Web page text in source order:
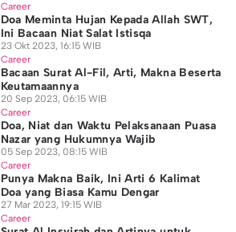
Career
Doa Meminta Hujan Kepada Allah SWT,
Ini Bacaan Niat Salat Istisqa
23 Okt 2023, 16:15 WIB
Career
Bacaan Surat Al-Fil, Arti, Makna Beserta
Keutamaannya
20 Sep 2023, 06:15 WIB
Career
Doa, Niat dan Waktu Pelaksanaan Puasa
Nazar yang Hukumnya Wajib
05 Sep 2023, 08:15 WIB
Career
Punya Makna Baik, Ini Arti 6 Kalimat
Doa yang Biasa Kamu Dengar
27 Mar 2023, 19:15 WIB
Career